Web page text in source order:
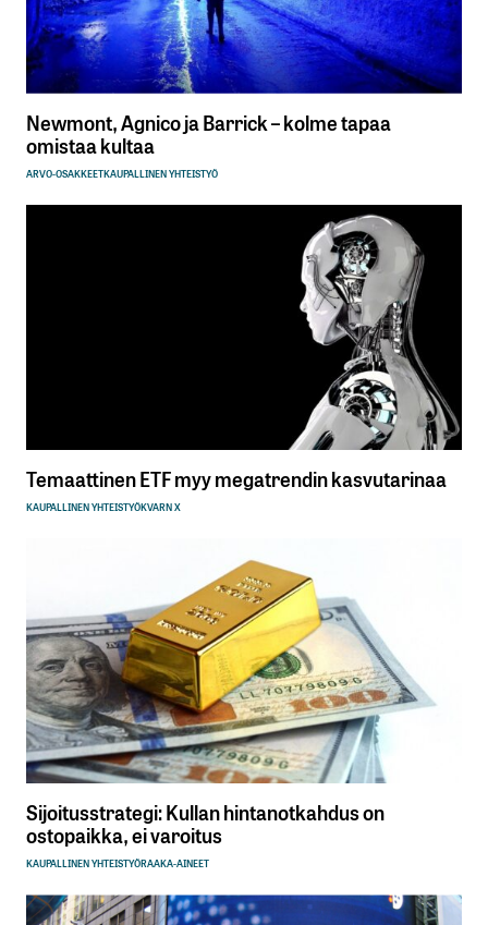
Newmont, Agnico ja Barrick – kolme tapaa
omistaa kultaa
ARVO-OSAKKEETKAUPALLINEN YHTEISTYÖ
Temaattinen ETF myy megatrendin kasvutarinaa
KAUPALLINEN YHTEISTYÖKVARN X
Sijoitusstrategi: Kullan hintanotkahdus on
ostopaikka, ei varoitus
KAUPALLINEN YHTEISTYÖRAAKA-AINEET